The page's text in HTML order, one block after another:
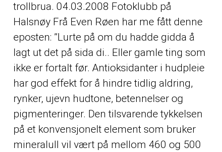
trollbrua. 04.03.2008 Fotoklubb på
Halsnøy Frå Even Røen har me fått denne
eposten: ”Lurte på om du hadde gidda å
lagt ut det på sida di.. Eller gamle ting som
ikke er fortalt før. Antioksidanter i hudpleie
har god effekt for å hindre tidlig aldring,
rynker, ujevn hudtone, betennelser og
pigmenteringer. Den tilsvarende tykkelsen
på et konvensjonelt element som bruker
mineralull vil vært på mellom 460 og 500